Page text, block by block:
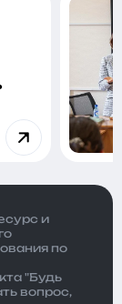
и
по
"Будь
вопрос,